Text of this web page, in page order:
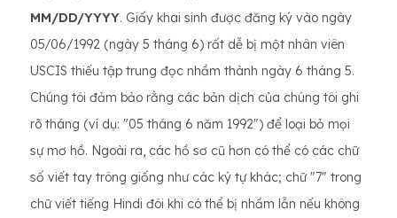
MM/DD/YYYY. Giấy khai sinh được đăng ký vào ngày
05/06/1992 (ngày 5 tháng 6) rất dễ bị một nhân viên
USCIS thiếu tập trung đọc nhầm thành ngày 6 tháng 5.
Chúng tôi đảm bảo rằng các bản dịch của chúng tôi ghi
rõ tháng (ví dụ: "05 tháng 6 năm 1992") để loại bỏ mọi
sự mơ hồ. Ngoài ra, các hồ sơ cũ hơn có thể có các chữ
số viết tay trông giống như các ký tự khác; chữ "7" trong
chữ viết tiếng Hindi đôi khi có thể bị nhầm lẫn nếu không